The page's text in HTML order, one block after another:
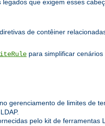
que exigem esses
de contêiner
para simplificar
gerenciamento de limites de
pelo kit de ferramentas